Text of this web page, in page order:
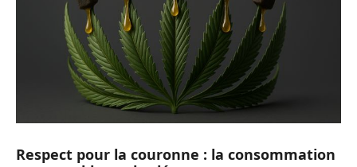
Respect pour la couronne : la consommation